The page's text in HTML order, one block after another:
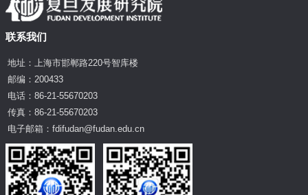
联系我们
地址：上海市邯郸路220号智库楼
邮编：200433
电话：86-21-55670203
传真：86-21-55670203
电子邮箱：fdifudan@fudan.edu.cn